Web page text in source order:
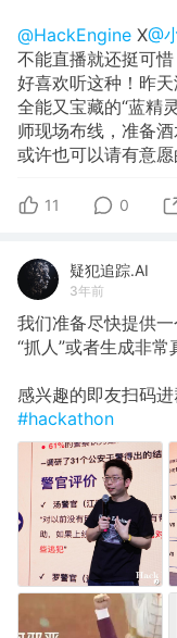
@HackEngine X@
不能直播就还挺可
好喜欢听这种！昨天
全能又宝藏的“蓝精
师现场布线，准备
或许也可以请有意
11 0
疑犯追踪.AI
3年前
我们准备尽快提供
“抓人”或者生成非
感兴趣的即友扫码进
#hackathon